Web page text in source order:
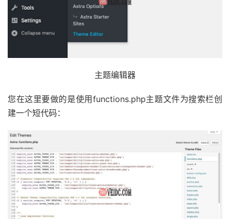
主题编辑器
您在这里要做的是使用functions.php主题文件为搜索栏创
建一个短代码：